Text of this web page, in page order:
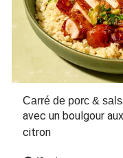
Carré de porc &
avec un boulgour
citron